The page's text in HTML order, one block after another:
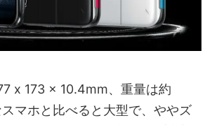
x 173 x 10.4mm、重量は約
マホと比べると大型で、ややズ